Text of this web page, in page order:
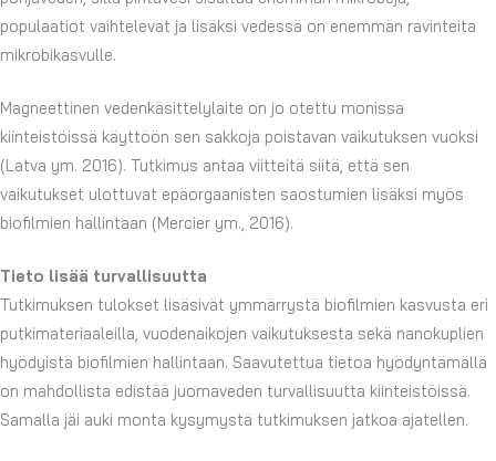
populaatiot vaihtelevat ja lisäksi vedessä on enemmän ravinteita
mikrobikasvulle.
Magneettinen vedenkäsittelylaite on jo otettu monissa
kiinteistöissä käyttöön sen sakkoja poistavan vaikutuksen vuoksi
(Latva ym. 2016). Tutkimus antaa viitteitä siitä, että sen
vaikutukset ulottuvat epäorgaanisten saostumien lisäksi myös
biofilmien hallintaan (Mercier ym., 2016).
Tieto lisää turvallisuutta
Tutkimuksen tulokset lisäsivät ymmärrystä biofilmien kasvusta eri
putkimateriaaleilla, vuodenaikojen vaikutuksesta sekä nanokuplien
hyödyistä biofilmien hallintaan. Saavutettua tietoa hyödyntämällä
on mahdollista edistää juomaveden turvallisuutta kiinteistöissä.
Samalla jäi auki monta kysymystä tutkimuksen jatkoa ajatellen.